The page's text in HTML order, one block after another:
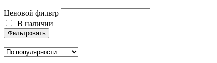
Ценовой фильтр
В наличии
Фильтровать
В наличии